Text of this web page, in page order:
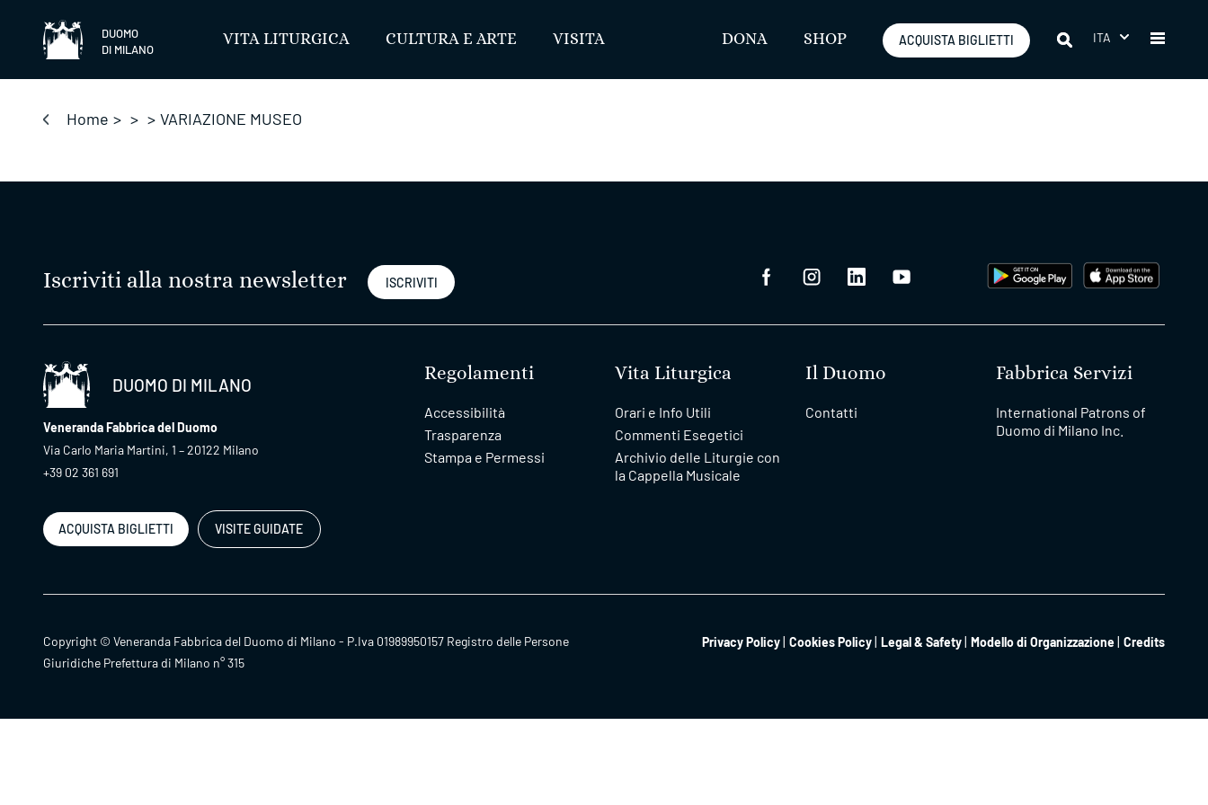
DUOMO
DI MILANO
VITA LITURGICA CULTURA E ARTE VISITA DONA SHOP ACQUISTA BIGLIETTI ITA
Home > > > VARIAZIONE MUSEO
Iscriviti alla nostra newsletter ISCRIVITI
DUOMO DI MILANO
Veneranda Fabbrica del Duomo
Via Carlo Maria Martini, 1 – 20122 Milano
+39 02 361 691
ACQUISTA BIGLIETTI VISITE GUIDATE
Regolamenti
Accessibilità
Trasparenza
Stampa e Permessi
Vita Liturgica
Orari e Info Utili
Commenti Esegetici
Archivio delle Liturgie con
la Cappella Musicale
Il Duomo
Contatti
Fabbrica Servizi
International Patrons of
Duomo di Milano Inc.
Copyright © Veneranda Fabbrica del Duomo di Milano - P.Iva 01989950157 Registro delle Persone
Giuridiche Prefettura di Milano n° 315
Privacy Policy Cookies Policy Legal & Safety Modello di Organizzazione Credits